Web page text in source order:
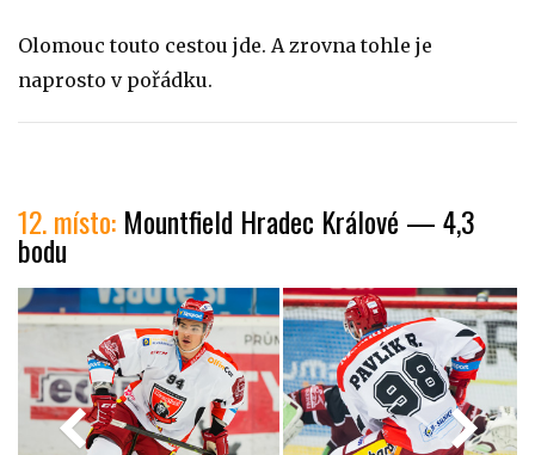
Olomouc touto cestou jde. A zrovna tohle je
naprosto v pořádku.
12. místo: Mountfield Hradec Králové — 4,3
bodu